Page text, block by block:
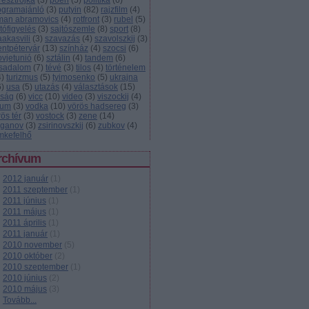
(3) putyin (82) rajzfilm (4)
abramovics (4) rotfront (3) rubel (5)
(3) sajtószemle (8) sport (8)
(3) szavazás (4) szavolszkij (3)
(13) színház (4) szocsi (6)
(6) sztálin (4) tandem (6)
(7) tévé (3) tilos (4) történelem
) turizmus (5) tyimosenko (5) ukrajna
) usa (5) utazás (4) választások (15)
(6) vicc (10) video (3) viszockij (4)
(3) vodka (10) vörös hadsereg (3)
tér (3) vostock (3) zene (14)
(3) zsirinovszkij (6) zubkov (4)
2012 január
2011 szeptember
2011 június
2011 május
2011 április
2011 január
2010 november
2010 október
2010 szeptember
2010 június
2010 május
Tovább...